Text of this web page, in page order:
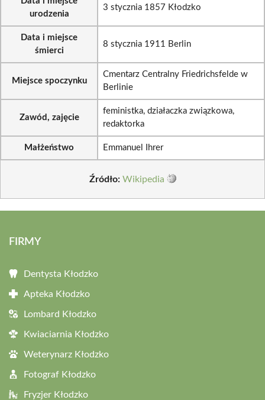
urodzenia
3 stycznia 1857 Kłodzko
Data i miejsce
śmierci
8 stycznia 1911 Berlin
Miejsce spoczynku
Cmentarz Centralny Friedrichsfelde w
Berlinie
Zawód, zajęcie
feministka, działaczka związkowa,
redaktorka
Małżeństwo Emmanuel Ihrer
Źródło: Wikipedia
FIRMY
Dentysta Kłodzko
Apteka Kłodzko
Lombard Kłodzko
Kwiaciarnia Kłodzko
Weterynarz Kłodzko
Fotograf Kłodzko
Fryzjer Kłodzko